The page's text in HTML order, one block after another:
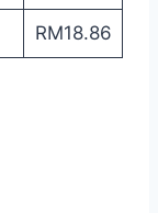
RM18.86